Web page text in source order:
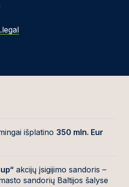
išplatino 350 mln. Eur
akcijų įsigijimo sandoris –
sandorių Baltijos šalyse